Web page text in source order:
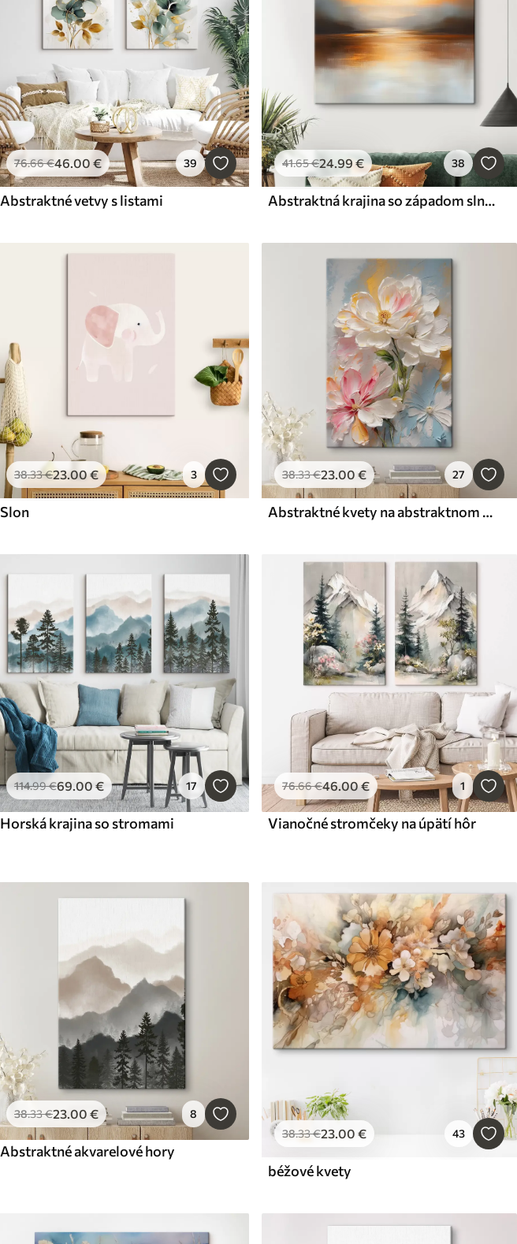
76.66€46.00 € 39
Abstraktné vetvy s listami
41.65€24.99 € 38
Abstraktná krajina so západom slnka
38.33€23.00€ 3
Slon
38.33€23.00 € 27
Abstraktné kvety na abstraktnom pozadí
114.99€69.00 € 17
Horská krajina so stromami
76.66€46.00€ 1
Vianočné stromčeky na úpätí hôr
38.33€23 .00 € 8
Abstraktné akvarelové hory
38.33€23.00 € 43
béžové kvety